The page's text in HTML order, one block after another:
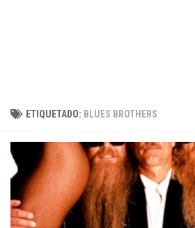
ETIQUETADO: BLUES BROTHERS